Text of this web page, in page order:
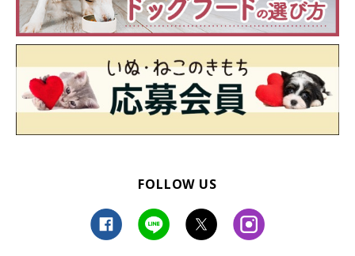
FOLLOW US